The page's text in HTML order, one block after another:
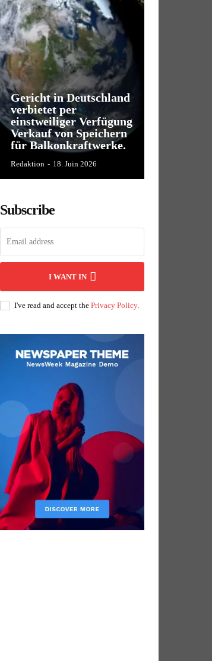
Gericht in Deutschland
verbietet per
einstweiliger Verfügung
Verkauf von Speichern
für Balkonkraftwerke.
Redaktion - 18. Juin 2026
Subscribe
I WANT IN
I've read and accept the Privacy Policy.